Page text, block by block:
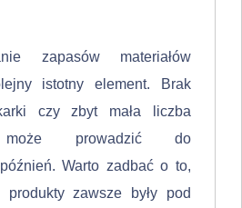
zapasów materiałów
istotny element. Brak
czy zbyt mała liczba
może prowadzić do
Warto zadbać o to,
produkty zawsze były pod